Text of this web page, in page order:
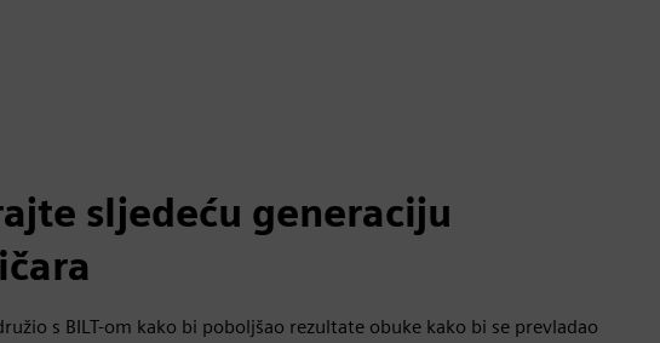
sljedeću generaciju
s BILT-om kako bi poboljšao rezultate obuke kako bi se prevladao